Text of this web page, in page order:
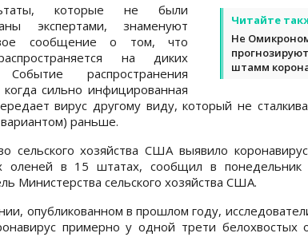
Читайте
Не
штамм
которые не были
экспертами, знаменуют
сообщение о том, что
на диких
распространения
когда сильно инфицированная
вирус другому виду, который не
раньше.
сельского хозяйства США выявило
оленей в 15 штатах, сообщил в
Министерства сельского хозяйства США.
опубликованном в прошлом году,
примерно у одной трети белохвостых